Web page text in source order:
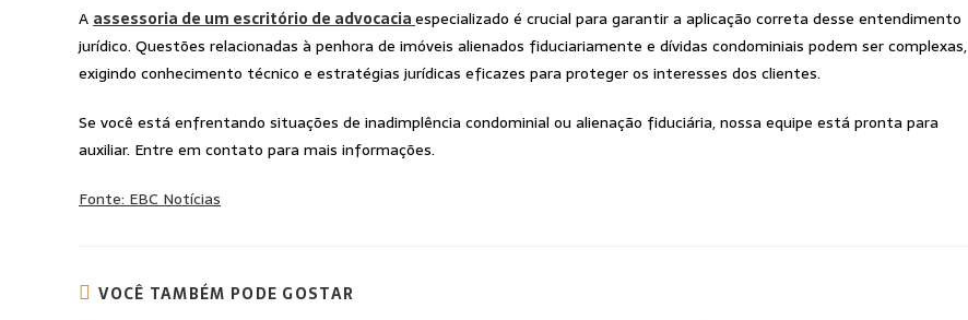
A assessoria de um escritório de advocaciaespecializado é crucial para garantir a aplicação correta desse entendimento
jurídico. Questões relacionadas à penhora de imóveis alienados fiduciariamente e dívidas condominiais podem ser complexas,
exigindo conhecimento técnico e estratégias jurídicas eficazes para proteger os interesses dos clientes.
Se você está enfrentando situações de inadimplência condominial ou alienação fiduciária, nossa equipe está pronta para
auxiliar. Entre em contato para mais informações.
Fonte: EBC Notícias
VOCÊ TAMBÉM PODE GOSTAR